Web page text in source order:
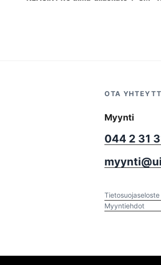
OTA
Myynti
044 2 31
Tietosuojaseloste
Myyntiehdot